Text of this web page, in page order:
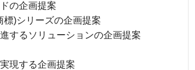
の企画提案
標)シリーズの企画提案
するソリューションの企画提案
現する企画提案